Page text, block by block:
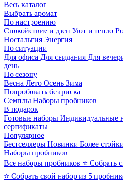
Весь каталог
Выбрать аромат
По настроению
Спокойствие и дзен Уют и тепло
Ностальгия Энергия
По ситуации
Для офиса Для свидания Для
день
По сезону
Весна Лето Осень Зима
Попробовать без риска
Семплы Наборы пробников
В подарок
Готовые наборы Индивидуальные
сертификаты
Популярное
Бестселлеры Новинки Более
Наборы пробников
Все наборы пробников ⭐ Собрать
⭐ Собрать свой набор из 5